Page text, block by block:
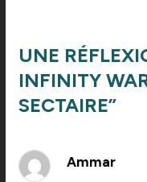
UNE
INFINITY
SECTAIRE”
Ammar